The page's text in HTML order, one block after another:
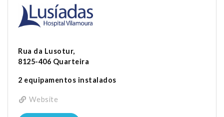
Rua da Lusotur,
8125-406 Quarteira
2 equipamentos instalados
Website